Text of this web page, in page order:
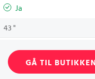
Ja
43 "
GÅ TIL BUTIKKEN